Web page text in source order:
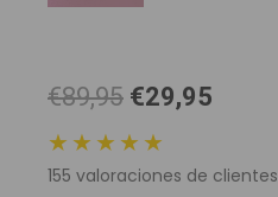
€89,95 El
original
era:
€29,95
es:
★★★★★
155 valoraciones de clientes